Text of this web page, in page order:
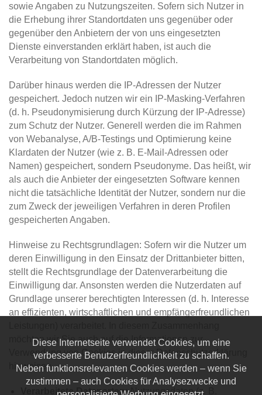
sowie Angaben zu Nutzungszeiten. Sofern sich Nutzer in
die Erhebung ihrer Standortdaten uns gegenüber oder
gegenüber den Anbietern der von uns eingesetzten
Dienste einverstanden erklärt haben, ist auch die
Verarbeitung von Standortdaten möglich.
Darüber hinaus werden die IP-Adressen der Nutzer
gespeichert. Jedoch nutzen wir ein IP-Masking-Verfahren
(d. h. Pseudonymisierung durch Kürzung der IP-Adresse)
zum Schutz der Nutzer. Generell werden die im Rahmen
von Webanalyse, A/B-Testings und Optimierung keine
Klardaten der Nutzer (wie z. B. E-Mail-Adressen oder
Namen) gespeichert, sondern Pseudonyme. Das heißt, wir
als auch die Anbieter der eingesetzten Software kennen
nicht die tatsächliche Identität der Nutzer, sondern nur die
zum Zweck der jeweiligen Verfahren in deren Profilen
gespeicherten Angaben.
Hinweise zu Rechtsgrundlagen: Sofern wir die Nutzer um
deren Einwilligung in den Einsatz der Drittanbieter bitten,
stellt die Rechtsgrundlage der Datenverarbeitung die
Einwilligung dar. Ansonsten werden die Nutzerdaten auf
Grundlage unserer berechtigten Interessen (d. h. Interesse
an effizienten, wirtschaftlichen und empfängerfreundlichen
möchten wir Sie auch auf die Informationen zur
Verwendung von Cookies in dieser Datenschutzerklärung
hinweisen.
Verarbeitete Datenarten:Nutzungsdaten (z. B.
Diese Internetseite verwendet Cookies, um eine
verbesserte Benutzerfreundlichkeit zu schaffen.
Neben funktionsrelevanten Cookies werden – wenn Sie
zustimmen – auch Cookies für Analysezwecke und